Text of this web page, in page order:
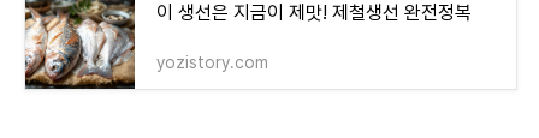
이 생선은 지금이 제맛! 제철생선 완전정복
yozistory.com